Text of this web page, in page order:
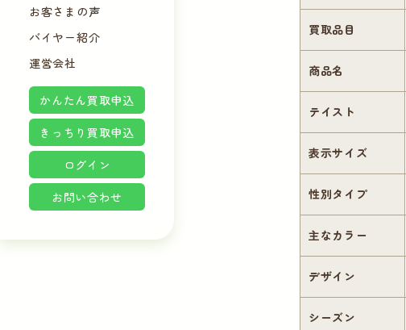
お客さまの声
バイヤー紹介
運営会社
かんたん買取申込
きっちり買取申込
ログイン
お問い合わせ
買取品目
商品名
テイスト
表示サイズ
性別タイプ
主なカラー
デザイン
シーズン